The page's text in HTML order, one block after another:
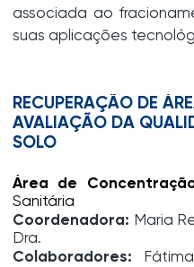
associada ao
suas aplicações
RECUPERAÇÃO DE
AVALIAÇÃO DA
SOLO
Área de
Sanitária
Coordenadora: Maria
Dra.
Colaboradores: